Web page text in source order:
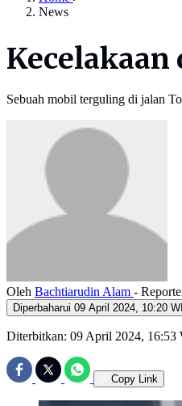
News
Sebuah mobil terguling di jalan
Oleh Bachtiarudin Alam -
Diperbaharui 09 April 2024, 10:20
Diterbitkan: 09 April 2024, 16:53
Copy Link